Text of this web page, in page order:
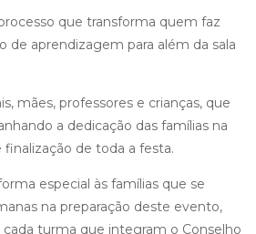
que transforma quem faz
de aprendizagem para além da sala
mães, professores e crianças, que
a dedicação das famílias na
finalização de toda a festa.
especial às famílias que se
na preparação deste evento,
turma que integram o Conselho